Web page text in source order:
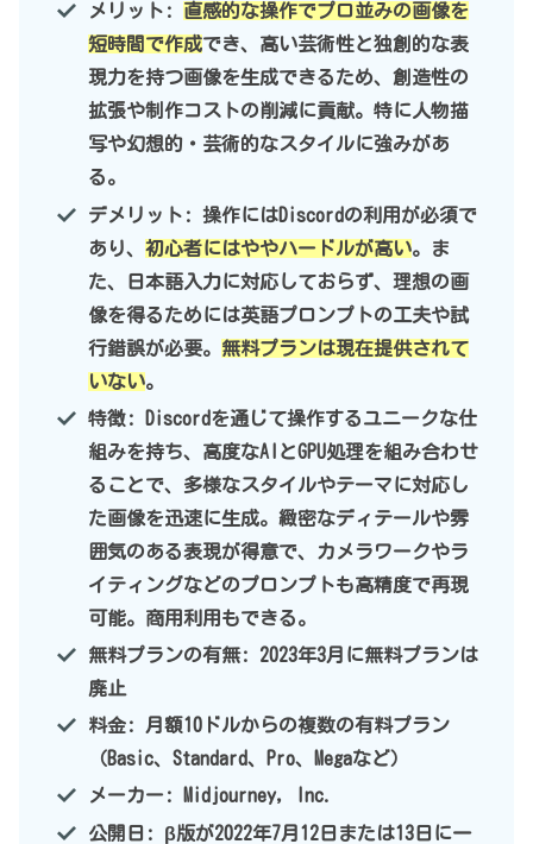
メリット: 直感的な操作でプロ並みの画像を
短時間で作成でき、高い芸術性と独創的な表
現力を持つ画像を生成できるため、創造性の
拡張や制作コストの削減に貢献。特に人物描
写や幻想的・芸術的なスタイルに強みがあ
る。
デメリット: 操作にはDiscordの利用が必須で
あり、 初心者にはややハードルが高い。ま
た、日本語入力に対応しておらず、理想の画
像を得るためには英語プロンプトの工夫や試
行錯誤が必要。 無料プランは現在提供されて
いない。
特徴: Discordを通じて操作するユニークな仕
組みを持ち、高度なAIとGPU処理を組み合わせ
ることで、多様なスタイルやテーマに対応し
た画像を迅速に生成。緻密なディテールや雰
囲気のある表現が得意で、カメラワークやラ
イティングなどのプロンプトも高精度で再現
可能。商用利用もできる。
無料プランの有無: 2023年3月に無料プランは
廃止
料金: 月額10ドルからの複数の有料プラン
（Basic、Standard、Pro、Megaなど）
メーカー: Midjourney, Inc.
公開日: β版が2022年7月12日または13日に一